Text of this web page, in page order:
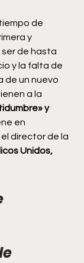
de
y
de hasta
y la falta de
de un nuevo
a la
y
en
director de la
Unidos,